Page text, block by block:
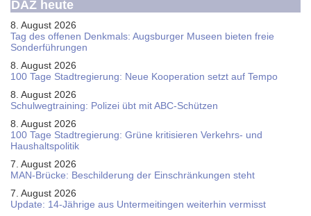
DAZ heute
8. August 2026
Tag des offenen Denkmals: Augsburger Museen bieten freie
Sonderführungen
8. August 2026
100 Tage Stadtregierung: Neue Kooperation setzt auf Tempo
8. August 2026
Schul­weg­trai­ning: Poli­zei übt mit ABC-Schüt­zen
8. August 2026
100 Tage Stadtregierung: Grüne kritisieren Verkehrs- und
Haushaltspolitik
7. August 2026
MAN-Brücke: Beschilderung der Einschränkungen steht
7. August 2026
Update: 14-Jährige aus Untermeitingen weiterhin vermisst